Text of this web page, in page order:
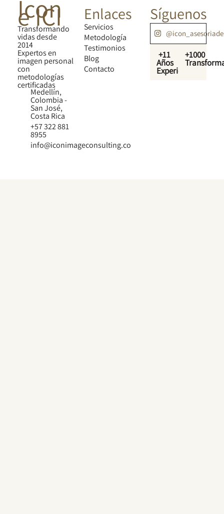
Icon
e ICI
Transformando
vidas desde
2014
Expertos en
imagen personal
con
metodologías
certificadas
Medellín,
Colombia -
San José,
Costa Rica
+57 322 881
8955
info@iconimageconsulting.co
Enlaces
Servicios
Metodología
Testimonios
Blog
Contacto
Síguenos
+11
Años
Experiencia
+1000